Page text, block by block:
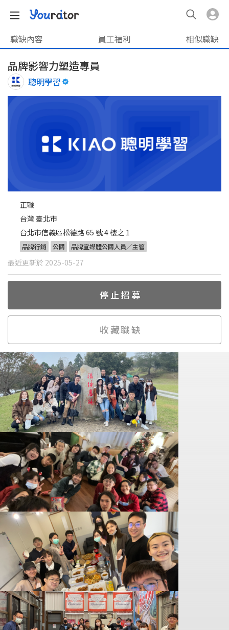
職缺內容 員工福利 相似職缺
品牌影響力塑造專員
聰明學習
正職
台灣 臺北市
台北市信義區松德路 65 號 4 樓之 1
品牌行銷 公關 品牌宣媒體公關人員／主管
最近更新於 2025-05-27
停止招募
收藏職缺